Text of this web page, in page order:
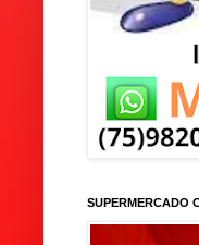
SUPERMERCADO